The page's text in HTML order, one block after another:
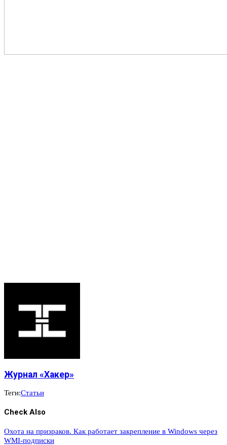
Журнал «Хакер»
Теги:Статьи
Check Also
Охота на призраков. Как работает закрепление в Windows через
WMI-подписки